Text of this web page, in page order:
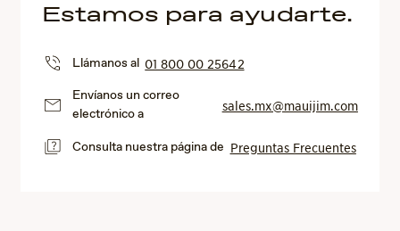
Estamos para ayudarte.
Llámanos al01 800 00 25642
Envíanos un correo
electrónico a
sales.mx@mauijim.com
Consulta nuestra página de Preguntas Frecuentes